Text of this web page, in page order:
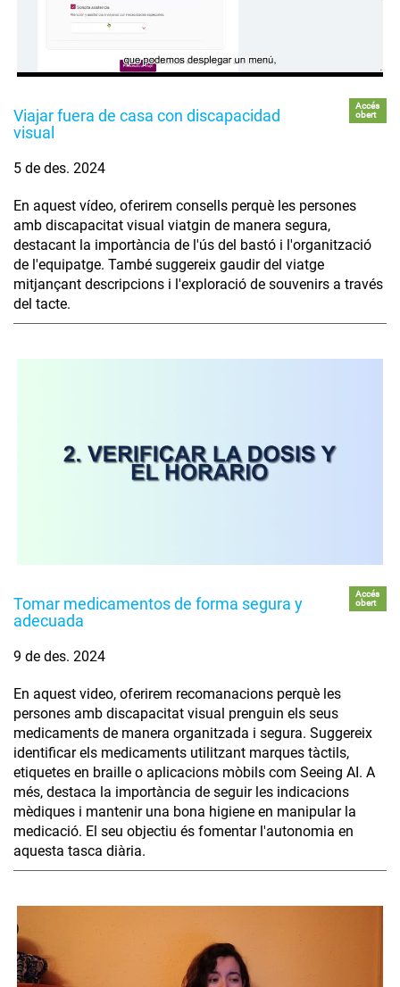
Viajar fuera de casa con discapacidad
visual
Accés
obert
5 de des. 2024
En aquest vídeo, oferirem consells perquè les persones
amb discapacitat visual viatgin de manera segura,
destacant la importància de l'ús del bastó i l'organització
de l'equipatge. També suggereix gaudir del viatge
mitjançant descripcions i l'exploració de souvenirs a través
del tacte.
Tomar medicamentos de forma segura y
adecuada
Accés
obert
9 de des. 2024
En aquest video, oferirem recomanacions perquè les
persones amb discapacitat visual prenguin els seus
medicaments de manera organitzada i segura. Suggereix
identificar els medicaments utilitzant marques tàctils,
etiquetes en braille o aplicacions mòbils com Seeing AI. A
més, destaca la importància de seguir les indicacions
mèdiques i mantenir una bona higiene en manipular la
medicació. El seu objectiu és fomentar l'autonomia en
aquesta tasca diària.